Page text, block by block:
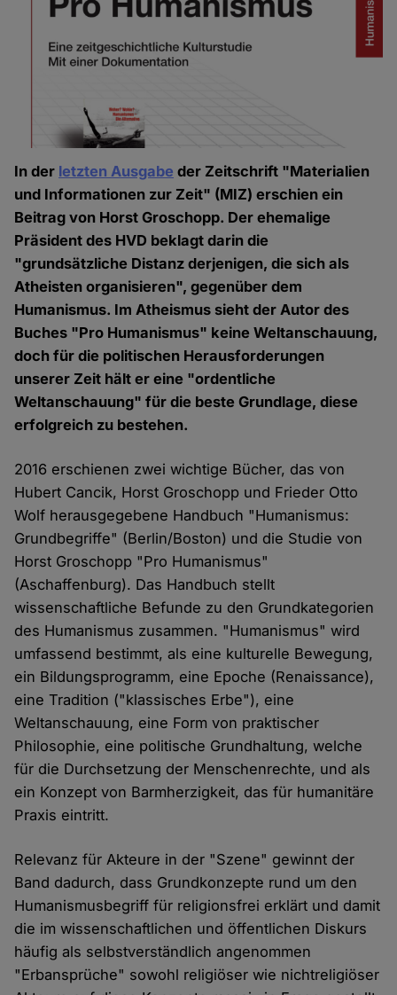
In der letzten Ausgabe der Zeitschrift "Materialien
und Informationen zur Zeit" (MIZ) erschien ein
Beitrag von Horst Groschopp. Der ehemalige
Präsident des HVD beklagt darin die
"grundsätzliche Distanz derjenigen, die sich als
Atheisten organisieren", gegenüber dem
Humanismus. Im Atheismus sieht der Autor des
Buches "Pro Humanismus" keine Weltanschauung,
doch für die politischen Herausforderungen
unserer Zeit hält er eine "ordentliche
Weltanschauung" für die beste Grundlage, diese
erfolgreich zu bestehen.
2016 erschienen zwei wichtige Bücher, das von
Hubert Cancik, Horst Groschopp und Frieder Otto
Wolf herausgegebene Handbuch "Humanismus:
Grundbegriffe" (Berlin/Boston) und die Studie von
Horst Groschopp "Pro Humanismus"
(Aschaffenburg). Das Handbuch stellt
wissenschaftliche Befunde zu den Grundkategorien
des Humanismus zusammen. "Humanismus" wird
umfassend bestimmt, als eine kulturelle Bewegung,
ein Bildungsprogramm, eine Epoche (Renaissance),
eine Tradition ("klassisches Erbe"), eine
Weltanschauung, eine Form von praktischer
Philosophie, eine politische Grundhaltung, welche
für die Durchsetzung der Menschenrechte, und als
ein Konzept von Barmherzigkeit, das für humanitäre
Praxis eintritt.
Relevanz für Akteure in der "Szene" gewinnt der
Band dadurch, dass Grundkonzepte rund um den
Humanismusbegriff für religionsfrei erklärt und damit
die im wissenschaftlichen und öffentlichen Diskurs
häufig als selbstverständlich angenommen
"Erbansprüche" sowohl religiöser wie nichtreligiöser